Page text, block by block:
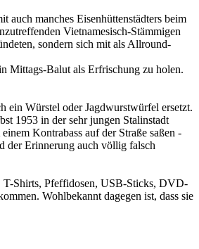
auch manches Eisenhüttenstädters beim
Vietnamesisch-Stämmigen
sondern sich mit als Allround-
Mittags-Balut als Erfrischung zu holen.
ein Würstel oder Jagdwurstwürfel ersetzt.
1953 in der sehr jungen Stalinstadt
Kontrabass auf der Straße saßen -
der Erinnerung auch völlig falsch
T-Shirts, Pfeffidosen, USB-Sticks, DVD-
Wohlbekannt dagegen ist, dass sie